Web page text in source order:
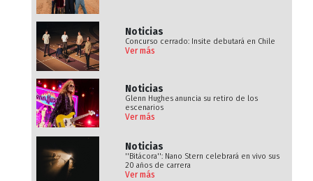
Noticias
Concurso cerrado: Insite debutará en Chile
Ver más
Noticias
Glenn Hughes anuncia su retiro de los
escenarios
Ver más
Noticias
''Bitácora'': Nano Stern celebrará en vivo sus
20 años de carrera
Ver más